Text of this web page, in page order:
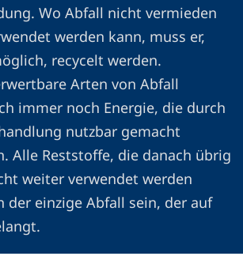
Wo Abfall nicht vermieden
werden kann, muss er,
recycelt werden.
Arten von Abfall
immer noch Energie, die durch
nutzbar gemacht
Alle Reststoffe, die danach übrig
weiter verwendet werden
der einzige Abfall sein, der auf